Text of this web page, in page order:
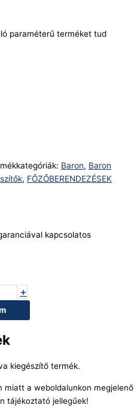
paraméterű terméket tud
Baron, Baron
, FŐZŐBERENDEZÉSEK
kapcsolatos
+
kiegészítő termék.
miatt a weboldalunkon megjelenő
tájékoztató jellegűek!